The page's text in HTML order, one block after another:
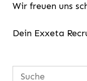
Wir freuen uns
Dein Exxeta